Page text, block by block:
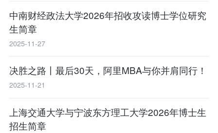
中南财经政法大学2026年招收攻读博士学位研究
生简章
2025-11-27
决胜之路丨最后30天，阿里MBA与你并肩同行！
2025-11-21
上海交通大学与宁波东方理工大学2026年博士生
招生简章